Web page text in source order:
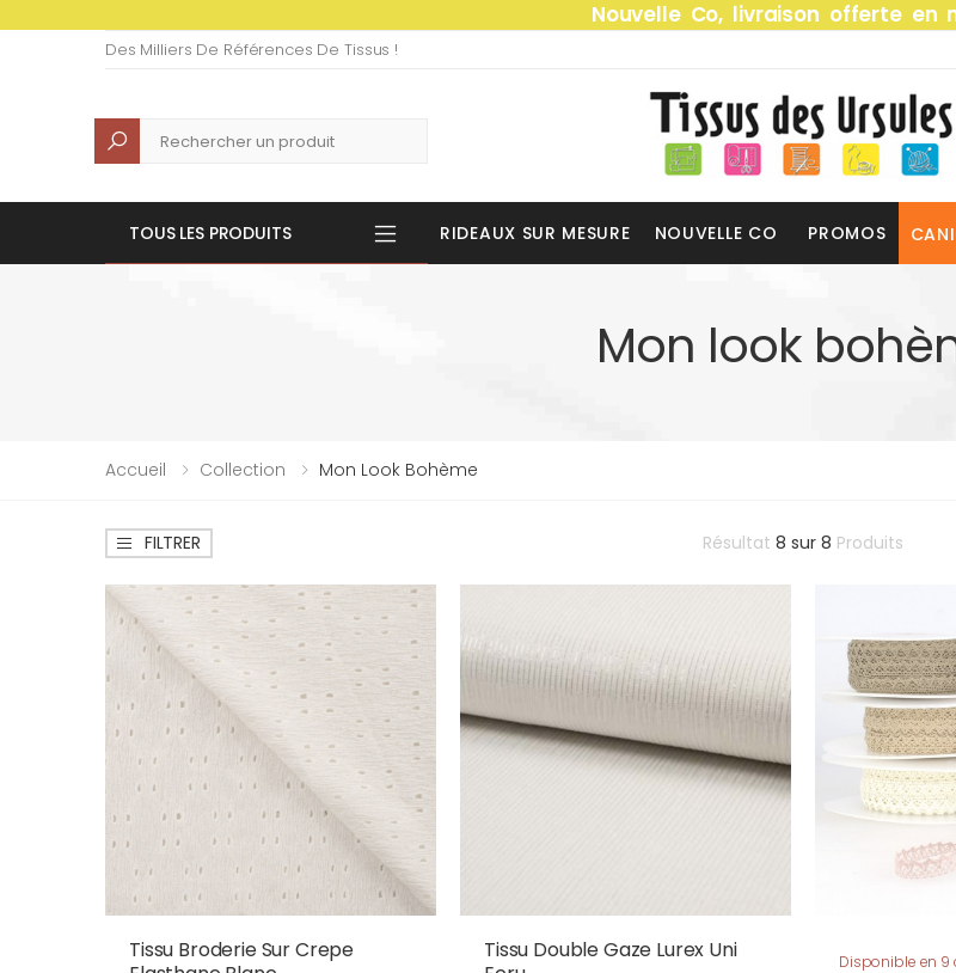
Nouvelle Co, livraison offerte en
Des Milliers De Références De Tissus !
Recherche
TOUS LES PRODUITS RIDEAUX SUR MESURE NOUVELLE CO PROMOS
Mon look
Accueil Collection Mon Look Bohème
FILTRER Résultat 8 sur 8 Produits
Tissu Broderie Sur Crepe
Tissu Double Gaze Lurex Uni
Disponible en 9